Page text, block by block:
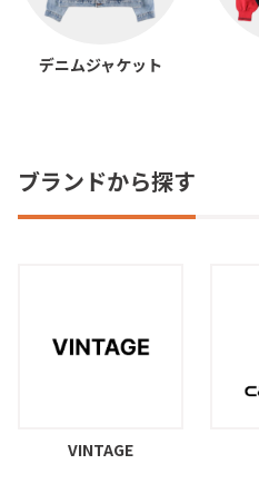
デニムジャケット
ブランドから探す
VINTAGE